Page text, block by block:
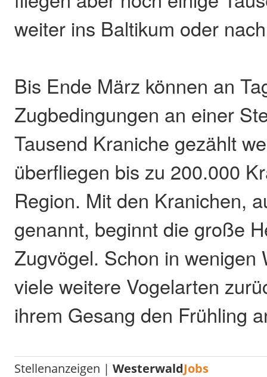
weiter ins Baltikum oder
Bis Ende März können an
Zugbedingungen an einer
Tausend Kraniche gezählt
überfliegen bis zu 200.000
Region. Mit den Kranichen,
genannt, beginnt die große
Zugvögel. Schon in wenigen
viele weitere Vogelarten
ihrem Gesang den Frühling
Stellenanzeigen |WesterwaldJobs